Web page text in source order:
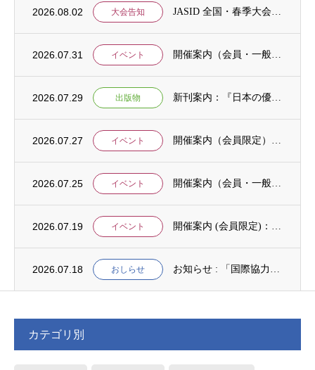
2026.08.02 大会告知
2026.07.31 イベント
2026.07.29 出版物
2026.07.27 イベント
2026.07.25 イベント
2026.07.19 イベント
2026.07.18 おしらせ
カテゴリ別